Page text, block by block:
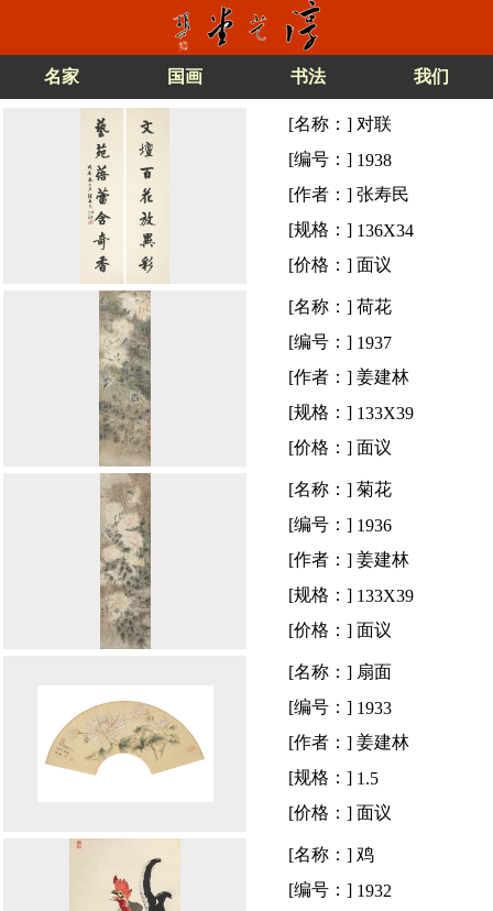
名家 国画 书法 我们
[名称：] 对联
[编号：] 1938
[作者：] 张寿民
[规格：] 136X34
[价格：] 面议
[名称：] 荷花
[编号：] 1937
[作者：] 姜建林
[规格：] 133X39
[价格：] 面议
[名称：] 菊花
[编号：] 1936
[作者：] 姜建林
[规格：] 133X39
[价格：] 面议
[名称：] 扇面
[编号：] 1933
[作者：] 姜建林
[规格：] 1.5
[价格：] 面议
[名称：] 鸡
[编号：] 1932